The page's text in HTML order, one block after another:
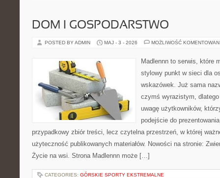
DOM I GOSPODARSTWO
POSTED BY ADMIN MAJ - 3 - 2026 MOŻLIWOŚĆ
Madlennn to serwis, które
stylowy punkt w sieci dla
wskazówek. Już sama
czymś wyrazistym,
uwagę użytkowników,
podejście do
przypadkowy zbiór treści, lecz czytelna przestrzeń, w której
użyteczność publikowanych materiałów. Nowości na stronie:
Życie na wsi. Strona Madlennn może […]
CATEGORIES: GÓRSKIE SPORTY EKSTREMALNE